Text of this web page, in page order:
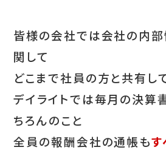
皆様の会社では会社の内部
関して
どこまで社員の方と共有し
デイライトでは毎月の決
ちろんのこと
全員の報酬会社の通帳も